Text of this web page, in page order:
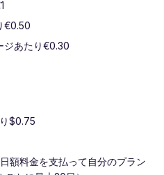
€0.50
ジあたり€0.30
$0.75
額料金を支払って自分のプラン